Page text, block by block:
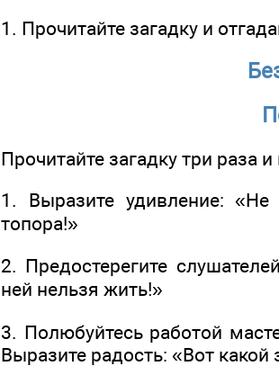
1. Прочитайте загадку и
Прочитайте загадку три раза
1. Выразите удивление:
топора!»
2. Предостерегите
ней нельзя жить!»
3. Полюбуйтесь работой
Выразите радость: «Вот